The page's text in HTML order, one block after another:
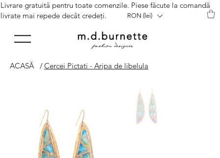
RON (lei)
Livrare gratuită pentru toate comenzile. Piese făcute la comandă
livrate mai repede decât credeți.
ACASĂ /Cercei Pictati - Aripa de libelula